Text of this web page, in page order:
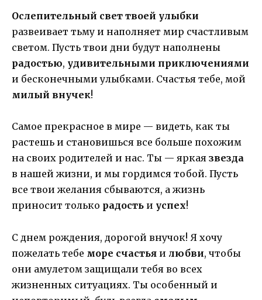
Ослепительный свет твоей улыбки
развеивает тьму и наполняет мир счастливым
светом. Пусть твои дни будут наполнены
радостью, удивительными приключениями
и бесконечными улыбками. Счастья тебе, мой
милый внучек!
Самое прекрасное в мире — видеть, как ты
растешь и становишься все больше похожим
на своих родителей и нас. Ты — яркая звезда
в нашей жизни, и мы гордимся тобой. Пусть
все твои желания сбываются, а жизнь
приносит только радость и успех!
С днем рождения, дорогой внучок! Я хочу
пожелать тебе море счастья и любви, чтобы
они амулетом защищали тебя во всех
жизненных ситуациях. Ты особенный и